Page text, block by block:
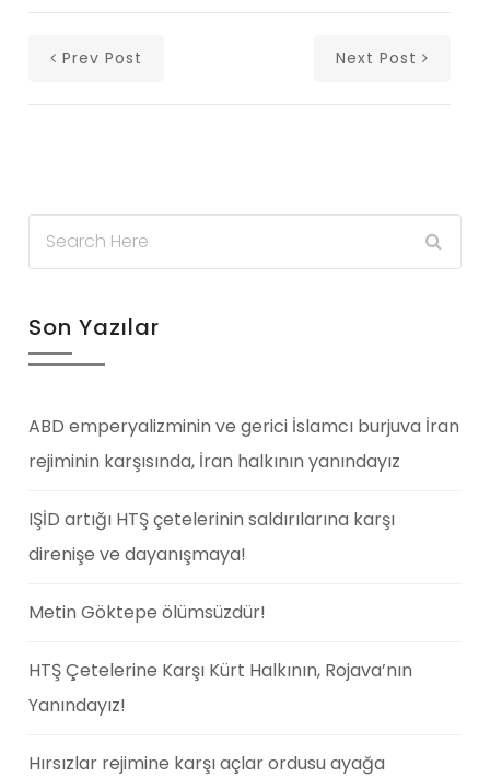
Prev Post Next Post
Son Yazılar
ABD emperyalizminin ve gerici İslamcı burjuva İran
rejiminin karşısında, İran halkının yanındayız
IŞİD artığı HTŞ çetelerinin saldırılarına karşı
direnişe ve dayanışmaya!
Metin Göktepe ölümsüzdür!
HTŞ Çetelerine Karşı Kürt Halkının, Rojava’nın
Yanındayız!
Hırsızlar rejimine karşı açlar ordusu ayağa